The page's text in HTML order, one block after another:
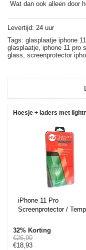
Wat dan ook alleen door
Levertijd: 24 uur
Tags: glasplaatje iphone
glasplaatje, iphone 11 pro
glass, screenprotector
Hoesje + laders met
iPhone 11 Pro
Screenprotector /
32% Korting
€26,90
€18,93